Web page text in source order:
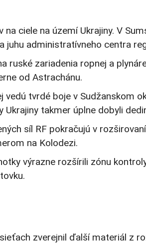
ciele na území Ukrajiny. V
juhu administratívneho centra
ruské zariadenia ropnej a
od Astrachánu.
vedú tvrdé boje v Sudžanskom
takmer úplne dobyli
síl RF pokračujú v
na Kolodezi.
výrazne rozšírili zónu
zverejnil ďalší materiál z